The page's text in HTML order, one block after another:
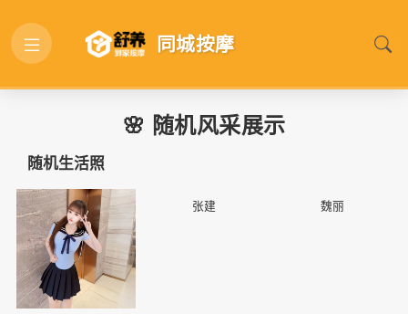
同城按摩
🌸 随机风采展示
随机生活照
📷 张建 魏丽